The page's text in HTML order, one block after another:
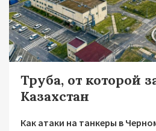
Труба, от которой
Казахстан
Как атаки на танкеры в